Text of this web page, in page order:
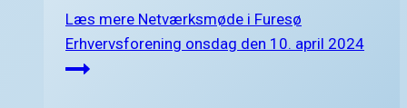
Læs mere Netværksmøde i Furesø
Erhvervsforening onsdag den 10. april 2024